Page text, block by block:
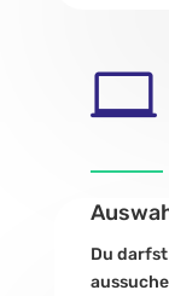

Du